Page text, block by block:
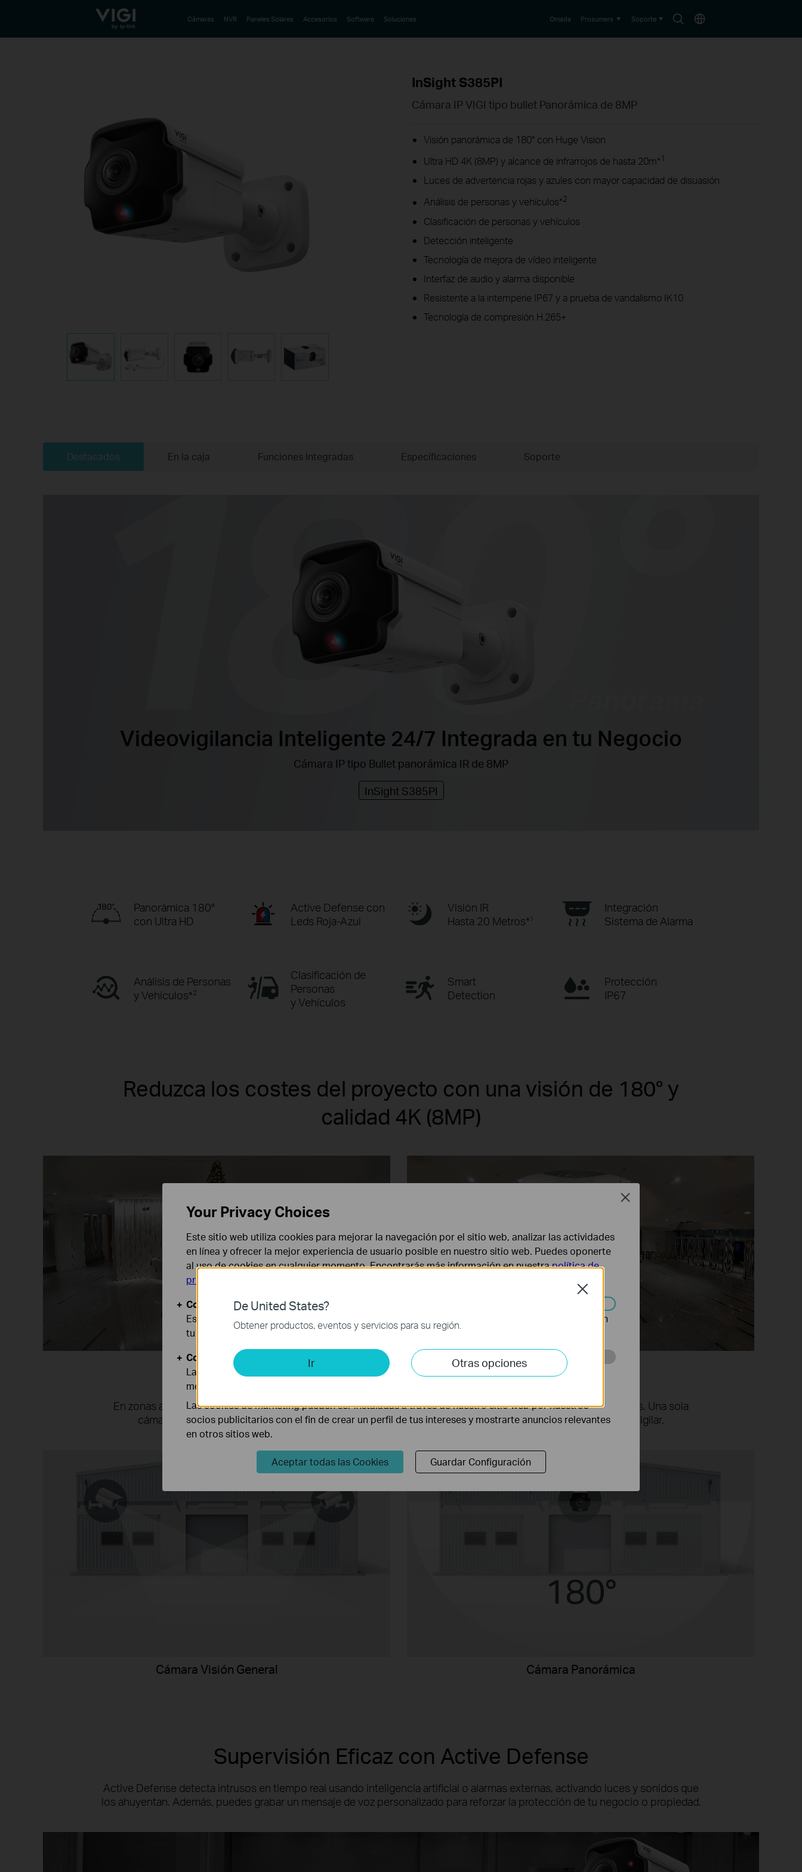
TP-Link, Reliably Smart BuscarPaís
Cámaras NVR Paneles Solares Accesorios Software Soluciones Omada Prosumers Soporte
InSight S385PI
Cámara IP VIGI tipo bullet Panorámica de 8MP
Visión panorámica de 180° con Huge Vision
Ultra HD 4K (8MP) y alcance de infrarrojos de hasta 20m*1
Luces de advertencia rojas y azules con mayor capacidad de disuasión
Análisis de personas y vehículos*2
Clasificación de personas y vehículos
Detección inteligente
Tecnología de mejora de vídeo inteligente
Interfaz de audio y alarma disponible
Resistente a la intemperie IP67 y a prueba de vandalismo IK10
Tecnología de compresión H.265+
Destacados En la caja Funciones Integradas Especificaciones Soporte
Videovigilancia Inteligente 24/7 Integrada en tu Negocio
Cámara IP tipo Bullet panorámica IR de 8MP
InSight S385PI
Panorámica 180°
con Ultra HD
Active Defense con
Leds Roja-Azul
Visión IR
Hasta 20 Metros* 1
Integración
Sistema de Alarma
Análisis de Personas
y Vehículos*2
Clasificación de
Personas
y Vehículos
Smart
Detection
Protección
IP67
Reduzca los costes del proyecto con una visión de 180° y
calidad 4K (8MP)
Vista Normal Vista Panorámica
En zonas amplias como vestíbulos, parques infantiles, cruces o almacenes, usar varias cámaras eleva los costes. Una sola
cámara panorámica con resolución 4K y visión de 180° reduce costes y cubre todo el área que necesitas vigilar.
Cámara Visión General Cámara Panorámica
Supervisión Eficaz con Active Defense
Active Defense detecta intrusos en tiempo real usando inteligencia artificial o alarmas externas, activando luces y sonidos que
los ahuyentan. Además, puedes grabar un mensaje de voz personalizado para reforzar la protección de tu negocio o propiedad.
De United States?
Obtener productos, eventos y servicios para su región.
Ir Otras opciones
Close
Your Privacy Choices
Este sitio web utiliza cookies para mejorar la navegación por el sitio web, analizar las actividades
en línea y ofrecer la mejor experiencia de usuario posible en nuestro sitio web. Puedes oponerte
al uso de cookies en cualquier momento. Encontrarás más información en nuestrapolítica de
privacidad
Cookies Básicas
Estas cookies son necesarias para el funcionamiento del sitio web y no pueden desactivarse en
tu sistema.
Cookies de Análisis y de Marketing
Las cookies de análisis nos permiten analizar tus actividades en nuestro sitio web con el fin de
mejorar y adaptar la funcionalidad del mismo.
Las cookies de marketing pueden ser instaladas a través de nuestro sitio web por nuestros
socios publicitarios con el fin de crear un perfil de tus intereses y mostrarte anuncios relevantes
en otros sitios web.
Aceptar todas las Cookies Guardar Configuración
Close